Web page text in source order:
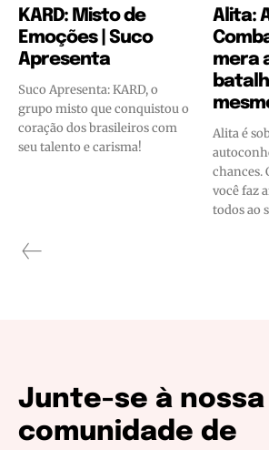
KARD: Misto de
Emoções | Suco
Apresenta
Suco Apresenta: KARD, o
grupo misto que conquistou o
coração dos brasileiros com
seu talento e carisma!
Alita:
mera
Alita é
chances.
você faz
todos ao
Junte-se à nossa
comunidade de